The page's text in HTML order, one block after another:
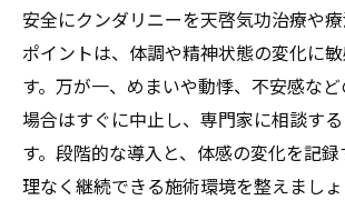
安全にクンダリニーを天啓気功治療や
ポイントは、体調や精神状態の変化に
す。万が一、めまいや動悸、不安感な
場合はすぐに中止し、専門家に相談す
す。段階的な導入と、体感の変化を記
理なく継続できる施術環境を整えましょ